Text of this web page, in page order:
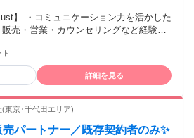
緒に実現させましょう！！
与支給日：月末〆、翌月22日支払い
）
】 ・コミュニケーション力を活かした
売・営業・カウンセリングなど経験職
使用した情報検索や入力 ・Teamsを使
やりとり、社外オンライン会議など
は入力・修正レベルでOK
々な価値観を持った人と柔軟に関わり
連業務のご経験がある方 ・キャリアカ
詳細を見る
東京･千代田エリア)
パートナー／既存契約者のみ✨